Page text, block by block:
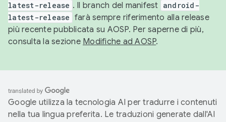
latest-release . Il branch del manifest android-
latest-release farà sempre riferimento alla release
più recente pubblicata su AOSP. Per saperne di più,
consulta la sezione Modifiche ad AOSP.
Google utilizza la tecnologia AI per tradurre i contenuti
nella tua lingua preferita. Le traduzioni generate dall'AI